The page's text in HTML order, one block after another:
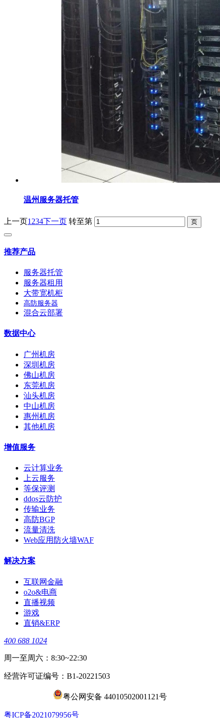
温州服务器托管
上一页1 234下一页 转至第
推荐产品
服务器托管
服务器租用
大带宽机柜
高防服务器
混合云部署
数据中心
广州机房
深圳机房
佛山机房
东莞机房
汕头机房
中山机房
惠州机房
其他机房
增值服务
云计算业务
上云服务
等保评测
ddos云防护
传输业务
高防BGP
流量清洗
Web应用防火墙WAF
解决方案
互联网金融
o2o&电商
直播视频
游戏
直销&ERP
400 688 1024
周一至周六：8:30~22:30
经营许可证编号：B1-20221503
粤公网安备 44010502001121号
​粤ICP备2021079956号